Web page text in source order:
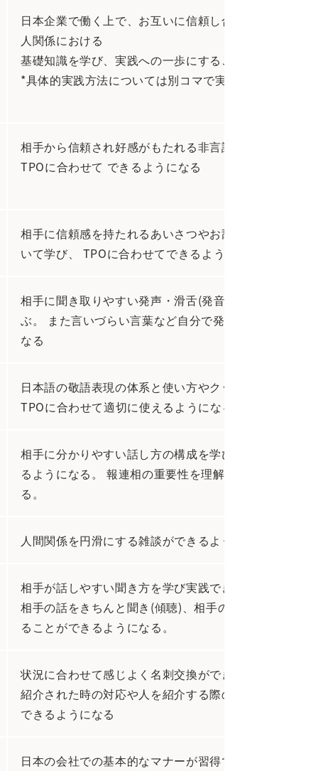
日本企業で働く上で、お互いに信頼し合い協働するた
人関係における
基礎知識を学び、実践への一歩にすることができる。
*具体的実践方法については別コマで実施
相手から信頼され好感がもたれる非言語表現について
TPOに合わせて できるようになる
相手に信頼感を持たれるあいさつやお辞儀、身だしな
いて学び、 TPOに合わせてできるようになる
相手に聞き取りやすい発声・滑舌(発音)のトレーニング
ぶ。 また言いづらい言葉など自分で発見し練習できる
なる
日本語の敬語表現の体系と使い方やクッション言葉を
TPOに合わせて適切に使えるようになる
相手に分かりやすい話し方の構成を学び、必要なとき
るようになる。 報連相の重要性を理解し実践できるよ
る。
人間関係を円滑にする雑談ができるようになる
相手が話しやすい聞き方を学び実践できるようになる
相手の話をきちんと聞き(傾聴)、相手の話す内容や感情
ることができるようになる。
状況に合わせて感じよく名刺交換ができるようになる
紹介された時の対応や人を紹介する際のポイントを学
できるようになる
日本の会社での基本的なマナーが習得できるようにな